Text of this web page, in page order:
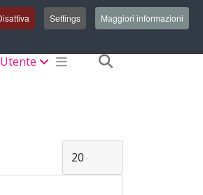
Settings Maggiori informazioni
Login/Registrati
Visualizza #